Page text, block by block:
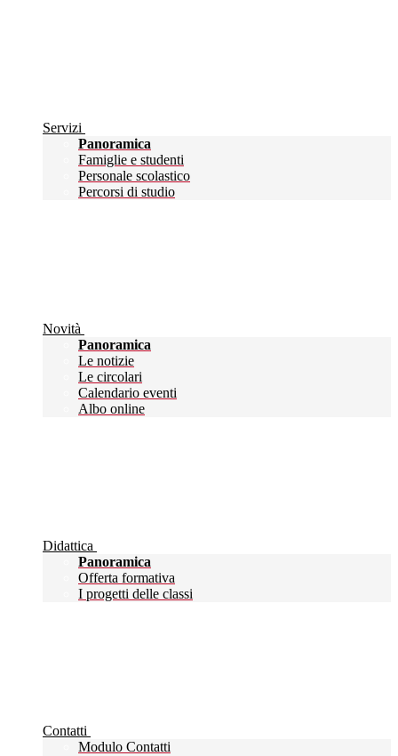
Servizi
Panoramica
Famiglie e studenti
Personale scolastico
Percorsi di studio
Novità
Panoramica
Le notizie
Le circolari
Calendario eventi
Albo online
Didattica
Panoramica
Offerta formativa
I progetti delle classi
Contatti
Modulo Contatti